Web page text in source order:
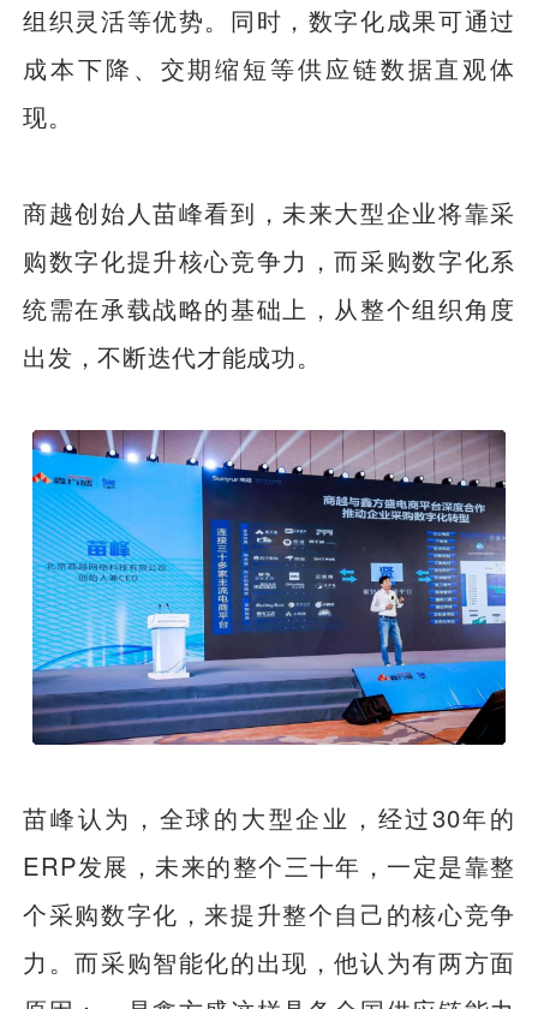
组织灵活等优势。同时，数字化成果可通过
成本下降、交期缩短等供应链数据直观体
现。
商越创始人苗峰看到，未来大型企业将靠采
购数字化提升核心竞争力，而采购数字化系
统需在承载战略的基础上，从整个组织角度
出发，不断迭代才能成功。
苗峰认为，全球的大型企业，经过30年的
ERP发展，未来的整个三十年，一定是靠整
个采购数字化，来提升整个自己的核心竞争
力。而采购智能化的出现，他认为有两方面